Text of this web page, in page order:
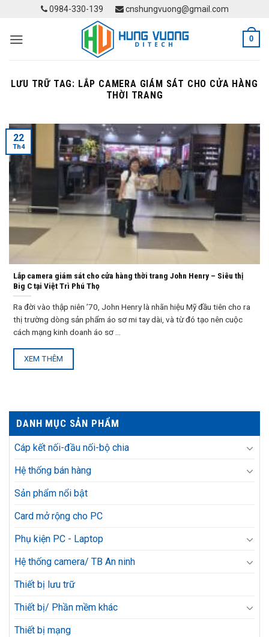
content
0984-330-139 cnshungvuong@gmail.com
0
LƯU TRỮ TAG: LẮP CAMERA GIÁM SÁT CHO CỬA HÀNG
THỜI TRANG
Lắp camera giám sát cho cửa hàng thời trang John Henry – Siêu thị
Big C tại Việt Trì Phú Thọ
Ra đời vào thập niên ’70, John Henry là nhãn hiệu Mỹ đầu tiên cho ra
thị trường dòng sản phẩm áo sơ mi tay dài, và từ đó tạo nên cuộc
cách mạng kinh doanh áo sơ ...
XEM THÊM
22
Th4
DANH MỤC SẢN PHẨM
Cáp kết nối-đầu nối-bộ chia
Hệ thống bán hàng
Sản phẩm nổi bật
Card mở rộng cho PC
Phụ kiện PC - Laptop
Hệ thống camera/ TB An ninh
Thiết bị lưu trữ
Thiết bị/ Phần mềm khác
Thiết bị mạng